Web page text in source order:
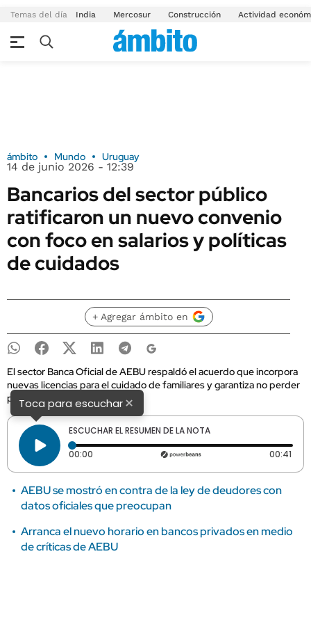
Temas del día India Mercosur Construcción Actividad
ámbito Mundo Uruguay
14 de junio 2026 - 12:39
Bancarios del sector público
ratificaron un nuevo convenio
con foco en salarios y políticas
de cuidados
+ Agregar ámbito en
El sector Banca Oficial de AEBU respaldó el acuerdo que incorpora
nuevas licencias para el cuidado de familiares y garantiza no perder
poder adquisitivo.
Toca para escuchar×
ESCUCHAR EL RESUMEN DE LA NOTA
00:00 Tiempo transcurrido: 0 segundos 00:41
AEBU se mostró en contra de la ley de deudores con
datos oficiales que preocupan
Arranca el nuevo horario en bancos privados en medio
de críticas de AEBU